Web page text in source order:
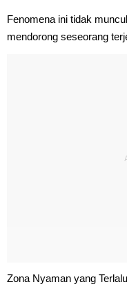
Fenomena ini tidak
mendorong seseorang
Zona Nyaman yang